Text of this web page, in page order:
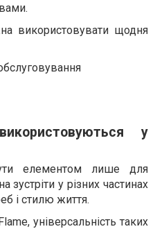
використовувати щодня
у
елементом лише для
зустріти у різних частинах
і стилю життя.
універсальність таких